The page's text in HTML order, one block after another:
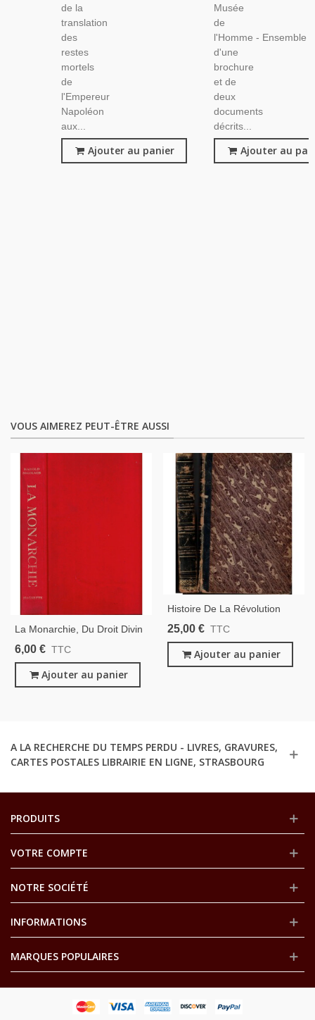
de la
translation
des
restes
mortels
de
l'Empereur
Napoléon
aux...
Ajouter au panier
Musée
de
l'Homme - Ensemble
d'une
brochure
et de
deux
documents
décrits...
Ajouter au
VOUS AIMEREZ PEUT-ÊTRE AUSSI
La Monarchie, Du Droit Divin
Aux Constitutions Modernes,
Histoire De France,
6,00 € TTC
Ajouter au panier
Histoire De La Révolution
Française, L'Empire,
1830, T4, Vivien 1843 -
Napoléon, Gravures 19e S.
25,00 € TTC
Ajouter au panier
A LA RECHERCHE DU TEMPS PERDU - LIVRES, GRAVURES,
CARTES POSTALES LIBRAIRIE EN LIGNE, STRASBOURG
PRODUITS
VOTRE COMPTE
NOTRE SOCIÉTÉ
INFORMATIONS
MARQUES POPULAIRES